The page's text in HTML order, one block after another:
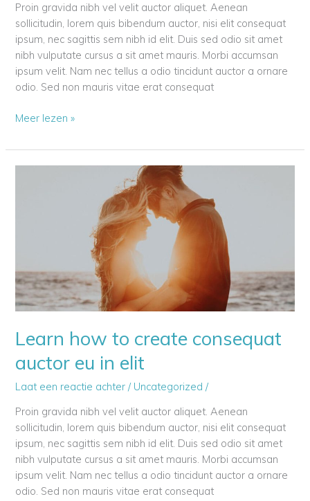
Proin gravida nibh vel velit auctor aliquet. Aenean
sollicitudin, lorem quis bibendum auctor, nisi elit consequat
ipsum, nec sagittis sem nibh id elit. Duis sed odio sit amet
nibh vulputate cursus a sit amet mauris. Morbi accumsan
ipsum velit. Nam nec tellus a odio tincidunt auctor a ornare
odio. Sed non mauris vitae erat consequat
How
become
a
Meer lezen »
Learn how to create consequat
auctor eu in elit
Laat een reactie achter / Uncategorized /
Proin gravida nibh vel velit auctor aliquet. Aenean
sollicitudin, lorem quis bibendum auctor, nisi elit consequat
ipsum, nec sagittis sem nibh id elit. Duis sed odio sit amet
nibh vulputate cursus a sit amet mauris. Morbi accumsan
ipsum velit. Nam nec tellus a odio tincidunt auctor a ornare
odio. Sed non mauris vitae erat consequat